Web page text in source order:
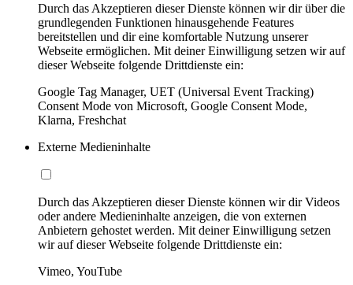
Durch das Akzeptieren dieser Dienste können wir dir über die
grundlegenden Funktionen hinausgehende Features
bereitstellen und dir eine komfortable Nutzung unserer
Webseite ermöglichen. Mit deiner Einwilligung setzen wir auf
dieser Webseite folgende Drittdienste ein:
Google Tag Manager, UET (Universal Event Tracking)
Consent Mode von Microsoft, Google Consent Mode,
Klarna, Freshchat
Externe Medieninhalte
Durch das Akzeptieren dieser Dienste können wir dir Videos
oder andere Medieninhalte anzeigen, die von externen
Anbietern gehostet werden. Mit deiner Einwilligung setzen
wir auf dieser Webseite folgende Drittdienste ein:
Vimeo, YouTube